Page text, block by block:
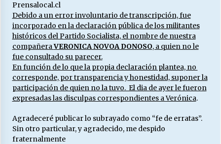
25/06/2026
¿Qué habrían dicho?
23/06/2026
VOLVER A SER ALTERNATIVA
16/06/2026
MUNICIPALIDADES, HONORARIOS, DESPIDOS
Prensalocal.cl
Debido a un error involuntario de transcripción, fue
incorporado en la declaración pública de los militantes
históricos del Partido Socialista, el nombre de nuestra
compañeraVERONICA NOVOA DONOSO, a quien no le
fue consultado su parecer.
En función de lo que la propia declaración plantea, no
corresponde, por transparencia y honestidad, suponer la
participación de quien no la tuvo. El dia de ayer le fueron
expresadas las disculpas correspondientes a Verónica.
Agradeceré publicar lo subrayado como “fe de erratas”.
Sin otro particular, y agradecido, me despido
fraternalmente